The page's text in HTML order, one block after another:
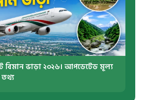
বিমান ভাড়া ২০২৬। আপডেটেড মূল্য